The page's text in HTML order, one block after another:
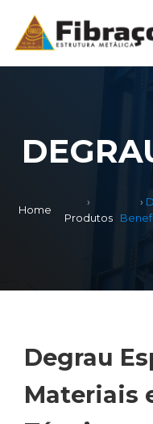
Home
Produtos
Degrau
Materiais